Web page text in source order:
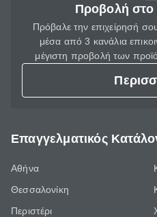
Προβολή στο
Πρόβαλε την επιχείρησή
μέσα από 3 κανάλια
μέγιστη προβολή των
Επαγγελματικός
Αθήνα
Θεσσαλονίκη
Περιστέρι